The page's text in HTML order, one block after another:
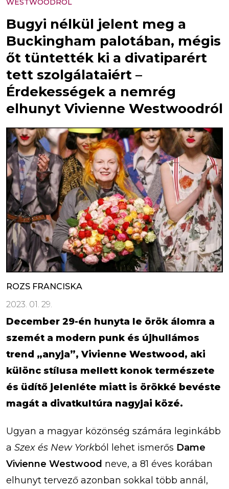
WESTWOODRÓL
Bugyi nélkül jelent meg a
Buckingham palotában, mégis
őt tüntették ki a divatiparért
tett szolgálataiért –
Érdekességek a nemrég
elhunyt Vivienne Westwoodról
ROZS FRANCISKA
2023. 01. 29.
December 29-én hunyta le örök álomra a
szemét a modern punk és újhullámos
trend „anyja”, Vivienne Westwood, aki
különc stílusa mellett konok természete
és üdítő jelenléte miatt is örökké bevéste
magát a divatkultúra nagyjai közé.
Ugyan a magyar közönség számára leginkább
a Szex és New Yorkból lehet ismerős Dame
Vivienne Westwood neve, a 81 éves korában
elhunyt tervező azonban sokkal több annál,